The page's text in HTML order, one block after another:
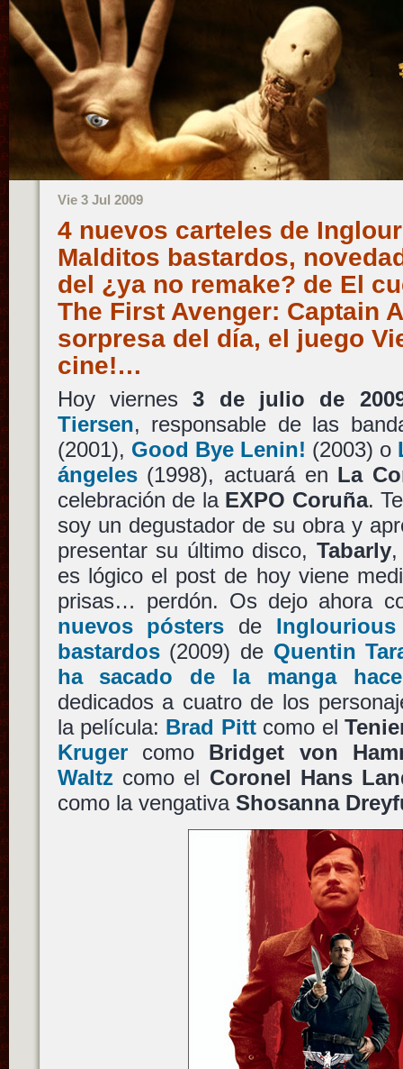
Vie 3 Jul 2009
4 nuevos carteles de
Malditos bastardos,
del ¿ya no remake? de El
The First Avenger: Captain
sorpresa del día, el juego
cine!…
Hoy viernes3 de julio de
Tiersen, responsable de las
(2001), Good Bye Lenin! (2003) o
ángeles(1998), actuará en La
celebración de la EXPO Coruña.
soy un degustador de su obra y
presentar su último disco, Tabarly,
es lógico el post de hoy viene
prisas… perdón. Os dejo ahora
nuevos pósters de
bastardos(2009) de Quentin
ha sacado de la manga
dedicados a cuatro de los
la película: Brad Pittcomo el
Krugercomo Bridget von
Waltzcomo el Coronel Hans
como la vengativa Shosanna